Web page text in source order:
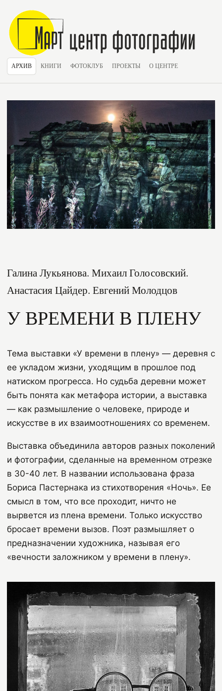
АРХИВ КНИГИ ФОТОКЛУБ ПРОЕКТЫ О ЦЕНТРЕ
Галина Лукьянова. Михаил Голосовский.
Анастасия Цайдер. Евгений Молодцов
У ВРЕМЕНИ В ПЛЕНУ
Тема выставки «У времени в плену» — деревня с
ее укладом жизни, уходящим в прошлое под
натиском прогресса. Но судьба деревни может
быть понята как метафора истории, а выставка
— как размышление о человеке, природе и
искусстве в их взаимоотношениях со временем.
Выставка объединила авторов разных поколений
и фотографии, сделанные на временном отрезке
в 30-40 лет. В названии использована фраза
Бориса Пастернака из стихотворения «Ночь». Ее
смысл в том, что все проходит, ничто не
вырвется из плена времени. Только искусство
бросает времени вызов. Поэт размышляет о
предназначении художника, называя его
«вечности заложником у времени в плену».